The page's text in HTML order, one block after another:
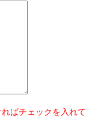
ばチェックを入れて